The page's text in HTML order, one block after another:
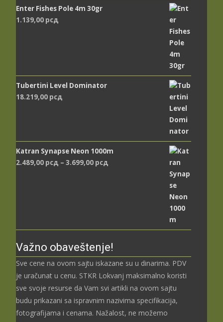
Enter Fishes Pole 4m 30gr
1.139,00 рсд
Tubertini Level Dominator
18.219,00 рсд
Katran Synapse Neon 1000m
2.489,00 рсд – 3.699,00 рсд
Važno obaveštenje!
Sve cene na ovom sajtu iskazane su u dinarima. PDV
je uračunat u cenu. STKR Lokvanj maksimalno koristi
sve svoje resurse da Vam svi artikli na ovom sajtu
budu prikazani sa ispravnim nazivima specifikacija,
fotografijama i cenama. Nažalost, ne možemo